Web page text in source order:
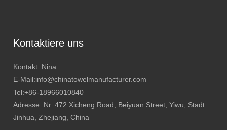
Kontaktiere uns
Kontakt: Nina
E-Mail:info@chinatowelmanufacturer.com
Tel:+86-18966010840
Adresse: Nr. 472 Xicheng Road, Beiyuan Street, Yiwu, Stadt
Jinhua, Zhejiang, China